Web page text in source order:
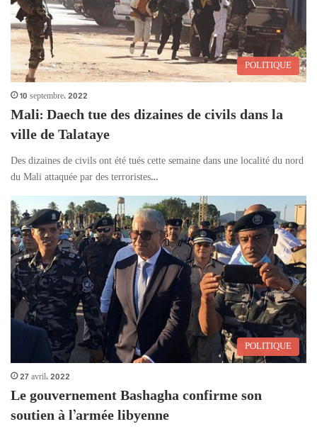
POLITIQUE
10 septembre، 2022
Mali: Daech tue des dizaines de civils dans la
ville de Talataye
Des dizaines de civils ont été tués cette semaine dans une localité du nord
du Mali attaquée par des terroristes…
POLITIQUE
27 avril، 2022
Le gouvernement Bashagha confirme son
soutien à l’armée libyenne